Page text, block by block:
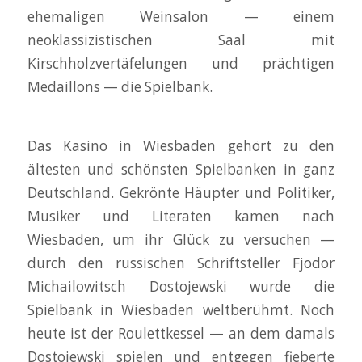
ehemaligen Weinsalon — einem
neoklassizistischen Saal mit
Kirschholzvertäfelungen und prächtigen
Medaillons — die Spielbank.
Das Kasino in Wiesbaden gehört zu den
ältesten und schönsten Spielbanken in ganz
Deutschland. Gekrönte Häupter und Politiker,
Musiker und Literaten kamen nach
Wiesbaden, um ihr Glück zu versuchen —
durch den russischen Schriftsteller Fjodor
Michailowitsch Dostojewski wurde die
Spielbank in Wiesbaden weltberühmt. Noch
heute ist der Roulettkessel — an dem damals
Dostojewski spielen und entgegen fieberte